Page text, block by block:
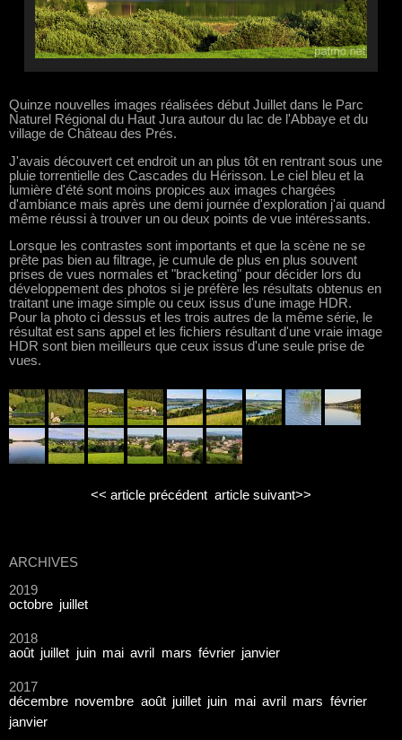
Quinze nouvelles images réalisées début Juillet dans le Parc
Naturel Régional du Haut Jura autour du lac de l'Abbaye et du
village de Château des Prés.
J'avais découvert cet endroit un an plus tôt en rentrant sous une
pluie torrentielle des Cascades du Hérisson. Le ciel bleu et la
lumière d'été sont moins propices aux images chargées
d'ambiance mais après une demi journée d'exploration j'ai quand
même réussi à trouver un ou deux points de vue intéressants.
Lorsque les contrastes sont importants et que la scène ne se
prête pas bien au filtrage, je cumule de plus en plus souvent
prises de vues normales et "bracketing" pour décider lors du
développement des photos si je préfère les résultats obtenus en
traitant une image simple ou ceux issus d'une image HDR.
Pour la photo ci dessus et les trois autres de la même série, le
résultat est sans appel et les fichiers résultant d'une vraie image
HDR sont bien meilleurs que ceux issus d'une seule prise de
vues.
<< article précédent article suivant>>
ARCHIVES
2019
octobre juillet
2018
août juillet juin mai avril mars février janvier
2017
décembre novembre août juillet juin mai avril mars février
janvier